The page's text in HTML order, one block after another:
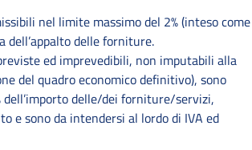
nel limite massimo del 2% (inteso come
dell’appalto delle forniture.
ed imprevedibili, non imputabili alla
del quadro economico definitivo), sono
delle/dei forniture/servizi,
e sono da intendersi al lordo di IVA ed